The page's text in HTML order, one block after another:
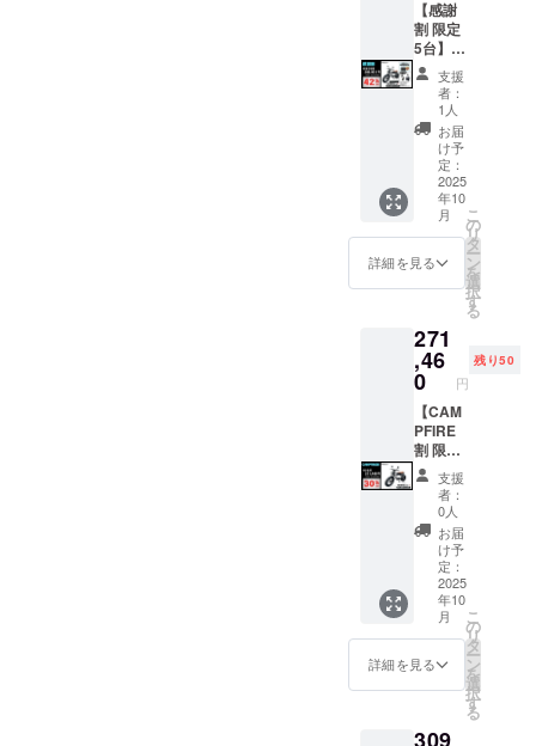
要な場
合は、
実行者
に直接
お問合
せくだ
さい。
が遅れ
る場合
があり
ます。
●原動機
付自転
車販売
証明書
を含む
●適格請
求書発
行事業
者登録
番号：
あり ※
適格請
行事業
者登録
番号の
記載の
あるイ
ンボイ
スが必
要な場
合は、
実行者
に直接
お問合
せくだ
さい。
る可能
性もご
ざいま
す。
ご了承
くださ
い。 ※
ご注文
状況、
使用部
材の供
給状
況、製
造工程
上の都
合等に
荷時期
が遅れ
る場合
があり
ます。
●原動機
付自転
車販売
証明書
を含む
●適格請
求書発
行事業
者登録
番号：
あり ※
適格請
求書発
行事業
者登録
記載の
い。 ※
組立完
成車の
お届け
はオー
プショ
ンで別
に購入
する必
要があ
りま
す。 ※
製品の
品質向
上と改
良によ
ザイ
ン・仕
様は変
更にな
る可能
性もご
ざいま
す。
ご了承
くださ
い。 ※
ご注文
状況、
使用部
材の供
給状
況、製
造工程
上の都
合等に
荷時期
んだ金
額で
す。 ※
離島
（北海
道、沖
縄、離
島在住
の方向
け）の
追加送
料は
CAMPF
IREをご
注文さ
れた
品を発
送する
一週間
前に弊
社の
ホーム
ページ
にて追
加の離
島送料
11,000
円(税込
み)をお
払う必
要があ
りま
す。ご
注意く
ださ
い。 ※
成車の
取付け
が必要)
での送
料
18,800
円を含
んだ金
額で
す。 ※
離島
（北海
道、沖
縄、離
島在住
の方向
け）の
料は
CAMPF
IREをご
注文さ
れた
後、商
品を発
送する
一週間
前に弊
社の
ホーム
ページ
にて追
加の離
島送料
11,000
円(税込
み)をお
払う必
りま
クにな
りま
す。
オープ
ション
でブラ
ウン色
に変更
できま
す。) ●
一般販
売予定
価格：
387,800
円の
37%OF
り(ハン
ドル
バーと
前輪の
取付け
が必要)
での送
料
18,800
円を含
んだ金
額で
す。 ※
離島
（北海
道、沖
縄、離
島在住
の方向
け）の
料は
【感謝
割 限定
5台】 ●
イープ
ラスミ
ライ
RHINO
バイク
原付二
1000W
モデル
×1台 ●
イープ
ラスミ
ドベン
チャー
ポータ
ブル電
源
「EMR
310」
×1台 ●
カ
ラー：
アバン
ブラッ
ク
or サ
ンド
ベー
ジュ
(RHINO
Aのサ
ドル色
ラック
支援
者：
1人
お届
け予
定：
2025
年10
月
詳細を見る
こ
の
リ
タ
ー
ン
を
選
択
す
る
271
,46
0 円
残り50
【CAM
PFIRE
割 限定
50台】
●イープ
ラスミ
ライ
RHINO
バイク
原付二
1000W
モデル
×1台 ●
カ
サンド
支援
者：
0人
お届
け予
定：
2025
年10
月
詳細を見る
こ
の
リ
タ
ー
ン
を
選
択
す
る